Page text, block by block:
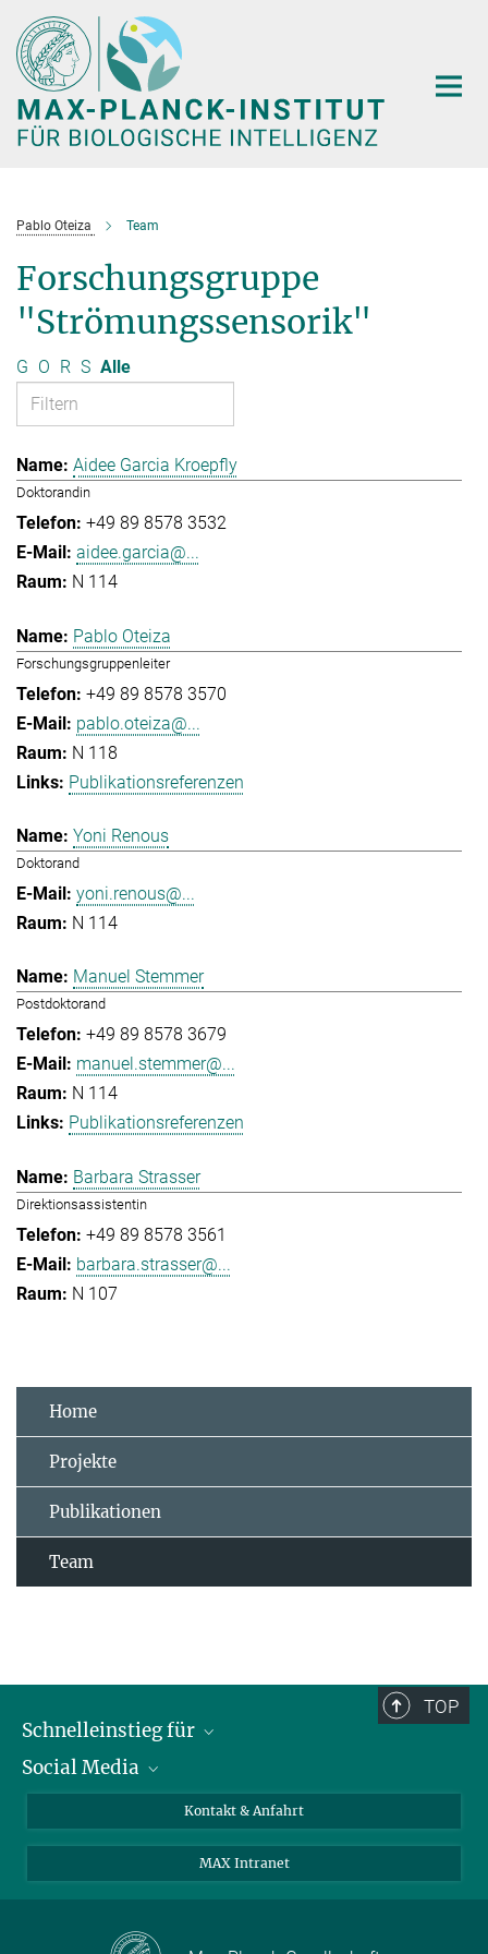
Hauptinhalt
Pablo Oteiza Team
Forschungsgruppe
"Strömungssensorik"
G O R S Alle
Aidee Garcia Kroepfly
Doktorandin
+49 89 8578 3532
aidee.garcia@...
N 114
Pablo Oteiza
Forschungsgruppenleiter
+49 89 8578 3570
pablo.oteiza@...
N 118
Publikationsreferenzen
Yoni Renous
Doktorand
yoni.renous@...
N 114
Manuel Stemmer
Postdoktorand
+49 89 8578 3679
manuel.stemmer@...
N 114
Publikationsreferenzen
Barbara Strasser
Direktionsassistentin
+49 89 8578 3561
barbara.strasser@...
N 107
Home
Projekte
Publikationen
Team
TOP
Schnelleinstieg für
Journalist*innen
Schüler*innen und Lehrkräfte
Social Media
LinkedIn
Facebook
Kontakt & Anfahrt
MAX Intranet